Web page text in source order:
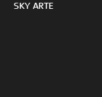
SKY ARTE